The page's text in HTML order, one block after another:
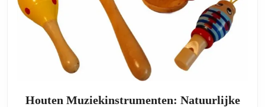
Houten Muziekinstrumenten: Natuurlijke